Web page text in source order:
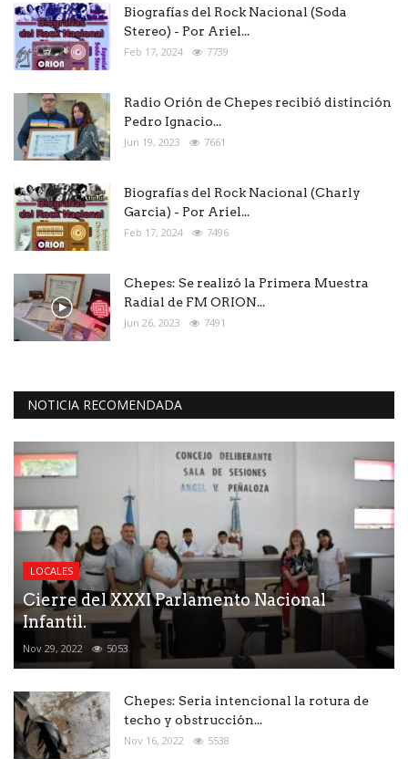
Biografías del Rock Nacional (Soda
Stereo) - Por Ariel...
Feb 17, 2024 7739
Radio Orión de Chepes recibió distinción
Pedro Ignacio...
Jun 19, 2023 7661
Biografías del Rock Nacional (Charly
Garcia) - Por Ariel...
Feb 17, 2024 7496
Chepes: Se realizó la Primera Muestra
Radial de FM ORION...
Jun 26, 2023 7491
NOTICIA RECOMENDADA
LOCALES
Cierre del XXXI Parlamento Nacional
Infantil.
Nov 29, 2022 5053
Chepes: Seria intencional la rotura de
techo y obstrucción...
Nov 16, 2022 5538